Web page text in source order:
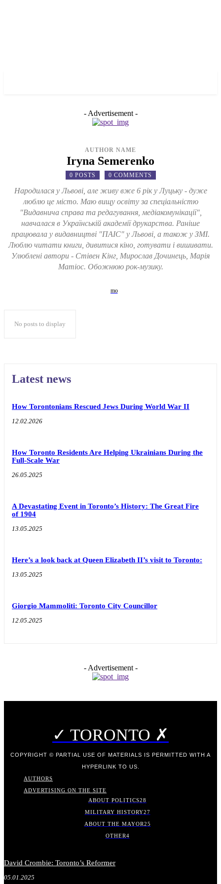
- Advertisement -
AUTHOR NAME
Iryna Semerenko
0 POSTS 0 COMMENTS
Народилася у Львові, але живу вже 6 рік у Луцьку - дуже
люблю це місто. Маю вищу освіту за спеціальністю
"Видавнича справа та редагування, медіакомунікації",
навчалася в Українській академії друкарства. Раніше
працювала у видавництві "ПАІС" у Львові, а також у ЗМІ.
Люблю читати книги, дивитися кіно, готувати і вишивати.
Улюблені автори - Стівен Кінг, Мирослав Дочинець, Марія
Матіос. Обожнюю рок-музику.
No posts to display
Latest news
How Torontonians Rescued Jews During World War II
12.02.2026
How Toronto Residents Are Helping Ukrainians During the
Full-Scale War
26.05.2025
A Devastating Event in Toronto’s History: The Great Fire
of 1904
13.05.2025
Here’s a look back at Queen Elizabeth II’s visit to Toronto:
13.05.2025
Giorgio Mammoliti: Toronto City Councillor
12.05.2025
- Advertisement -
✓ TORONTO ✗
COPYRIGHT © PARTIAL USE OF MATERIALS IS PERMITTED WITH A
HYPERLINK TO US.
AUTHORS
ADVERTISING ON THE SITE
ABOUT POLITICS28
MILITARY HISTORY27
ABOUT THE MAYOR25
OTHER4
David Crombie: Toronto’s Reformer
05.01.2025